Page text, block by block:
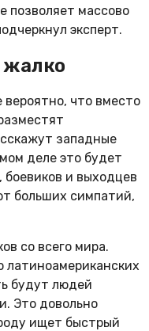
позволяет массово
эксперт.
жалко
что вместо
западные
деле это будет
боевиков и выходцев
больших симпатий,
со всего мира.
латиноамериканских
будут людей
Это довольно
ищет быстрый